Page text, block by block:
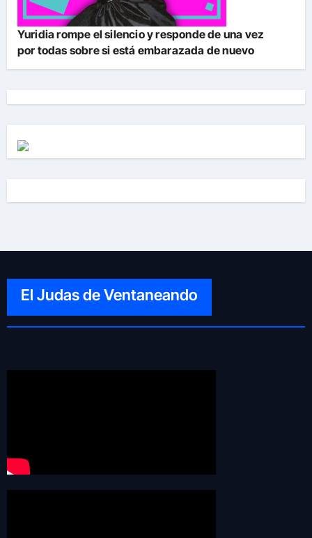
Yuridia rompe el silencio y responde de una vez
por todas sobre si está embarazada de nuevo
El Judas de Ventaneando